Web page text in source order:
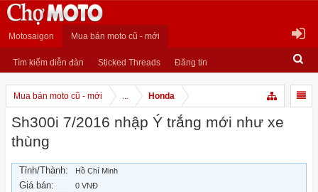
Motosaigon Mua bán moto cũ - mới
Tìm kiếm diễn đàn Sticked Threads Đăng tin
Mua bán moto cũ - mới ... Honda
Sh300i 7/2016 nhập Ý trắng mới như xe
thùng
Tỉnh/Thành: Hồ Chí Minh
Giá bán: 0 VNĐ